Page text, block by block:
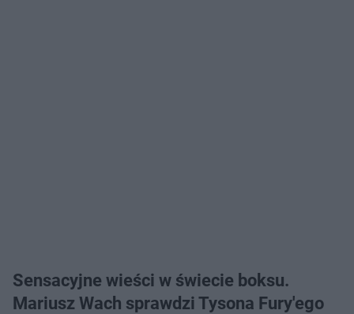
Sensacyjne wieści w świecie boksu.
Mariusz Wach sprawdzi Tysona Fury'ego